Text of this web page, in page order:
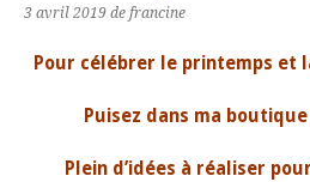
3 avril 2019 de francine
Pour célébrer le printemps et
Puisez dans ma boutique
Plein d’idées à réaliser